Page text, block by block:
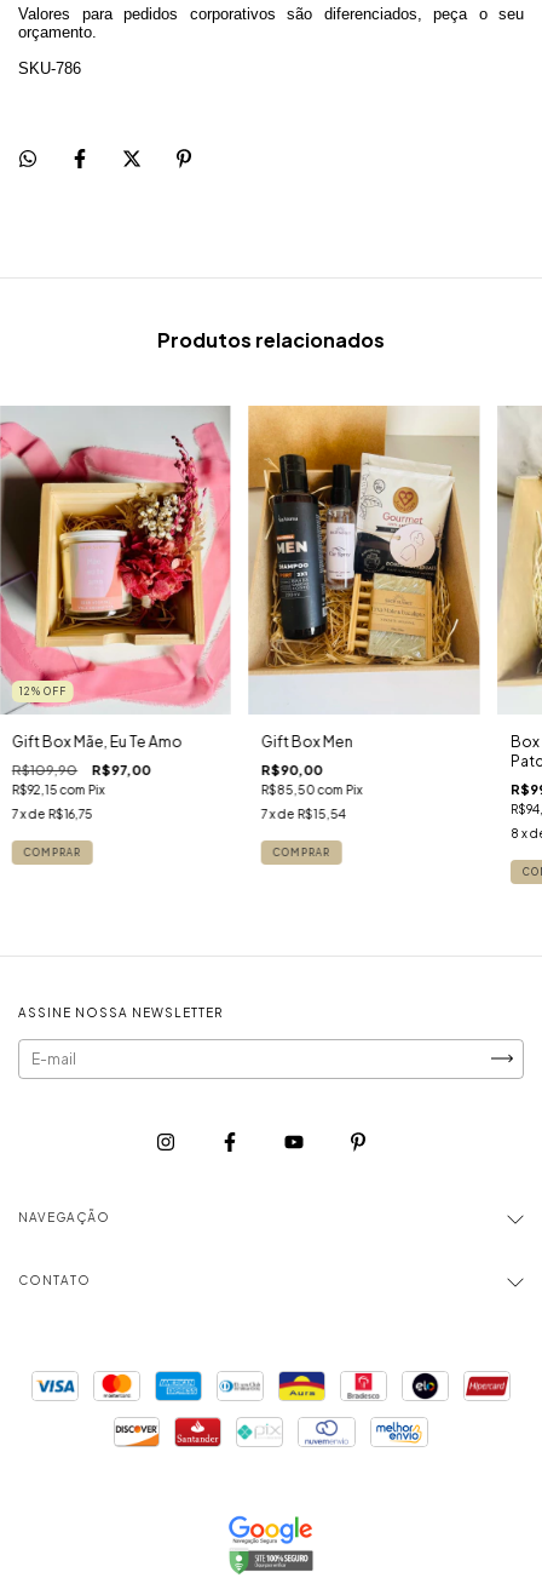
Valores para pedidos corporativos são diferenciados, peça o seu
orçamento.
SKU-786
Produtos relacionados
12 % OFF
Gift Box Mãe, Eu Te Amo
R$109,90 R$97,00
R$92,15com Pix
7x de R$16,75
Gift Box Men
R$90,00
R$85,50com Pix
7x de R$15,54
Box
8 x
ASSINE NOSSA NEWSLETTER
NAVEGAÇÃO
CONTATO